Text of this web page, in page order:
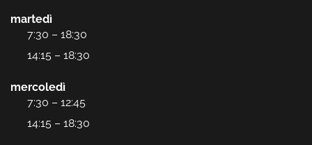
martedì
7:30 – 18:30
14:15 – 18:30
mercoledì
7:30 – 12:45
14:15 – 18:30